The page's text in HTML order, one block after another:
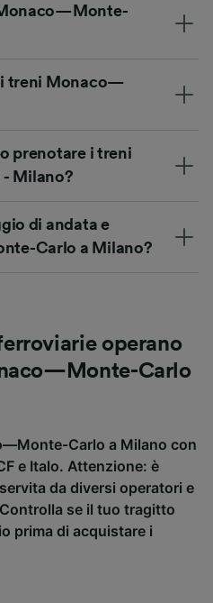
i treni Monaco—
prenotare i treni
Milano?
di andata e
Carlo a Milano?
operano
Carlo
Carlo a Milano con
e Italo. Attenzione: è
da diversi operatori e
se il tuo tragitto
prima di acquistare i